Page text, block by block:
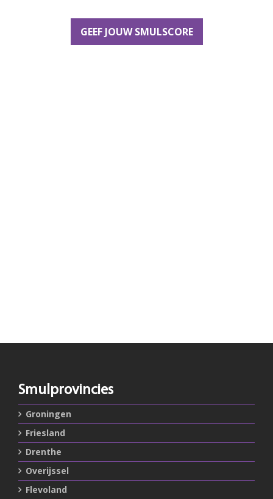
GEEF JOUW SMULSCORE
Smulprovincies
Groningen
Friesland
Drenthe
Overijssel
Flevoland